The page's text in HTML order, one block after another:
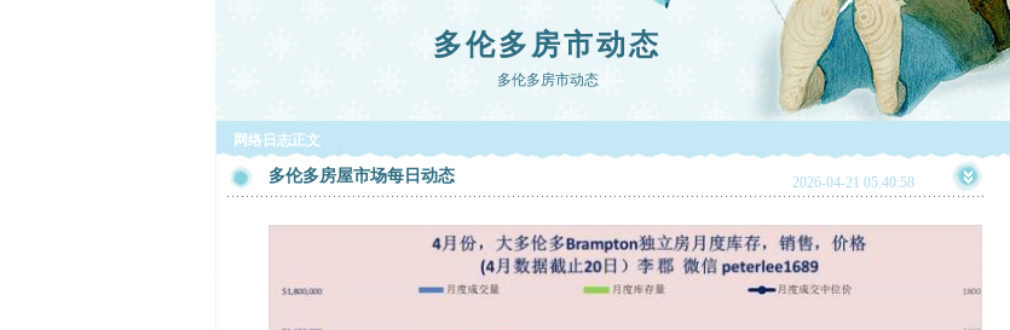
多伦多房市动态
多伦多房市动态
网络日志正文
多伦多房屋市场每日动态 2026-04-21 05:40:58